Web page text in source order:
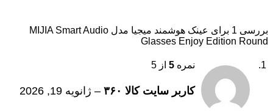
بررسی 1 برای
عینک هوشمند میجیا مدل MIJIA Smart Audio
Glasses Enjoy Edition Round
نمره 5 از 5
کاربر سایت کالا ۳۶۰ – ژانویه 19, 2026